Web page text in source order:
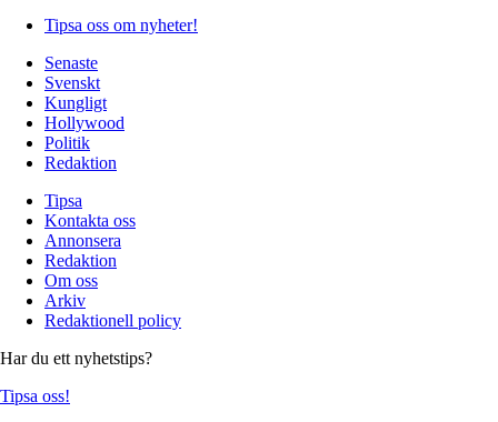
Tipsa oss om nyheter!
Senaste
Svenskt
Kungligt
Hollywood
Politik
Redaktion
Tipsa
Kontakta oss
Annonsera
Redaktion
Om oss
Arkiv
Redaktionell policy
Har du ett nyhetstips?
Tipsa oss!